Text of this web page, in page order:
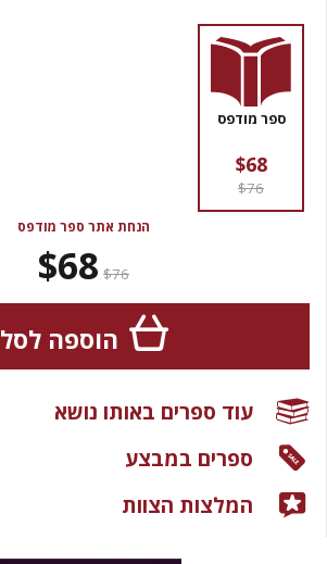
ספר מודפס
$68
$76
הנחת אתר ספר מודפס
$76
$68
הוספה לסל
עוד ספרים באותו נושא
ספרים במבצע
המלצות הצוות